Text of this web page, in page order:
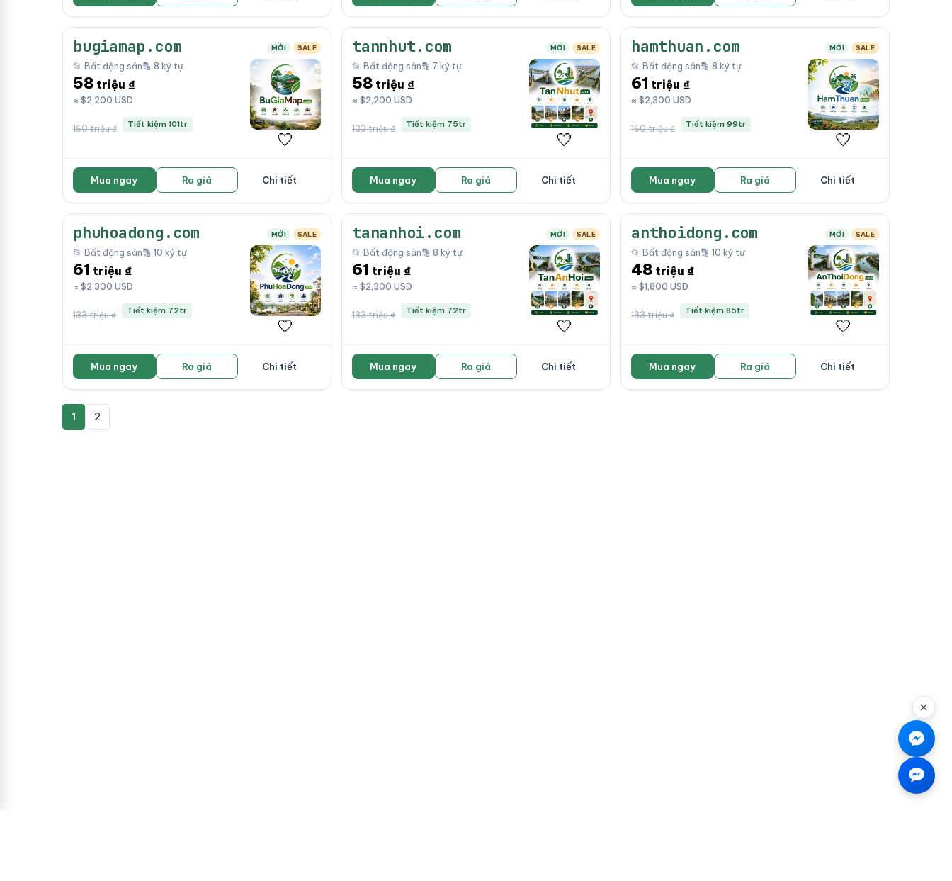
bugiamap.com MỚI SALE
📂 Bất động sản🔡 8 ký tự
58 triệu ₫
≈ $2,200 USD
160 triệu ₫ Tiết kiệm 101tr
🤍
Mua ngay Ra giá Chi tiết
tannhut.com MỚI SALE
📂 Bất động sản🔡 7 ký tự
58 triệu ₫
≈ $2,200 USD
133 triệu ₫ Tiết kiệm 75tr
🤍
Mua ngay Ra giá Chi tiết
hamthuan.com MỚI SALE
📂 Bất động sản🔡 8 ký tự
61 triệu ₫
≈ $2,300 USD
160 triệu ₫ Tiết kiệm 99tr
🤍
Mua ngay Ra giá Chi tiết
phuhoadong.com MỚI SALE
📂 Bất động sản🔡 10 ký tự
61 triệu ₫
≈ $2,300 USD
133 triệu ₫ Tiết kiệm 72tr
🤍
Mua ngay Ra giá Chi tiết
tananhoi.com MỚI SALE
📂 Bất động sản🔡 8 ký tự
61 triệu ₫
≈ $2,300 USD
133 triệu ₫ Tiết kiệm 72tr
🤍
Mua ngay Ra giá Chi tiết
anthoidong.com MỚI SALE
📂 Bất động sản🔡 10 ký tự
48 triệu ₫
≈ $1,800 USD
133 triệu ₫ Tiết kiệm 85tr
🤍
Mua ngay Ra giá Chi tiết
1 2